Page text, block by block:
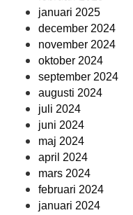
januari 2025
december 2024
november 2024
oktober 2024
september 2024
augusti 2024
juli 2024
juni 2024
maj 2024
april 2024
mars 2024
februari 2024
januari 2024